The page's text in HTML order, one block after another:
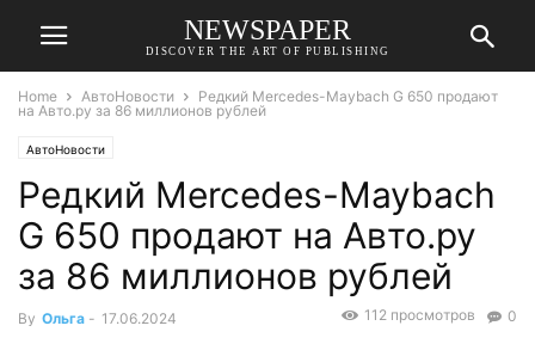
NEWSPAPER
DISCOVER THE ART OF PUBLISHING
Home АвтоНовости
Редкий Mercedes-Maybach G 650 продают
на Авто.ру за 86 миллионов рублей
АвтоНовости
Редкий Mercedes-Maybach
G 650 продают на Авто.ру
за 86 миллионов рублей
By Ольга - 17.06.2024 0
112 просмотров